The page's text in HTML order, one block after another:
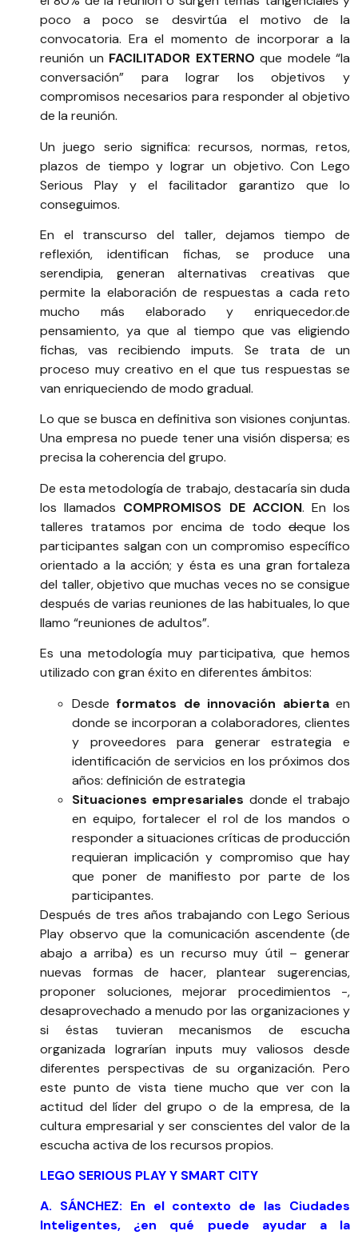
poco a poco se desvirtúa el motivo de la
convocatoria. Era el momento de incorporar a la
reunión un FACILITADOR EXTERNO que modele “la
conversación” para lograr los objetivos y
compromisos necesarios para responder al objetivo
de la reunión.
Un juego serio significa: recursos, normas, retos,
plazos de tiempo y lograr un objetivo. Con Lego
Serious Play y el facilitador garantizo que lo
conseguimos.
En el transcurso del taller, dejamos tiempo de
reflexión, identifican fichas, se produce una
serendipia, generan alternativas creativas que
permite la elaboración de respuestas a cada reto
mucho más elaborado y enriquecedor.de
pensamiento, ya que al tiempo que vas eligiendo
fichas, vas recibiendo imputs. Se trata de un
proceso muy creativo en el que tus respuestas se
van enriqueciendo de modo gradual.
Lo que se busca en definitiva son visiones conjuntas.
Una empresa no puede tener una visión dispersa; es
precisa la coherencia del grupo.
De esta metodología de trabajo, destacaría sin duda
los llamados COMPROMISOS DE ACCION. En los
talleres tratamos por encima de todo deque los
participantes salgan con un compromiso específico
orientado a la acción; y ésta es una gran fortaleza
del taller, objetivo que muchas veces no se consigue
después de varias reuniones de las habituales, lo que
llamo “reuniones de adultos”.
Es una metodología muy participativa, que hemos
utilizado con gran éxito en diferentes ámbitos:
Desdeformatos de innovación abiertaen
donde se incorporan a colaboradores, clientes
y proveedores para generar estrategia e
identificación de servicios en los próximos dos
años: definición de estrategia
Situaciones empresariales donde el trabajo
en equipo, fortalecer el rol de los mandos o
responder a situaciones críticas de producción
requieran implicación y compromiso que hay
que poner de manifiesto por parte de los
participantes.
Después de tres años trabajando con Lego Serious
Play observo que la comunicación ascendente (de
abajo a arriba) es un recurso muy útil – generar
nuevas formas de hacer, plantear sugerencias,
proponer soluciones, mejorar procedimientos -,
desaprovechado a menudo por las organizaciones y
si éstas tuvieran mecanismos de escucha
organizada lograrían inputs muy valiosos desde
diferentes perspectivas de su organización. Pero
este punto de vista tiene mucho que ver con la
actitud del líder del grupo o de la empresa, de la
cultura empresarial y ser conscientes del valor de la
escucha activa de los recursos propios.
LEGO SERIOUS PLAY Y SMART CITY
A. SÁNCHEZ: En el contexto de las Ciudades
Inteligentes, ¿en qué puede ayudar a la